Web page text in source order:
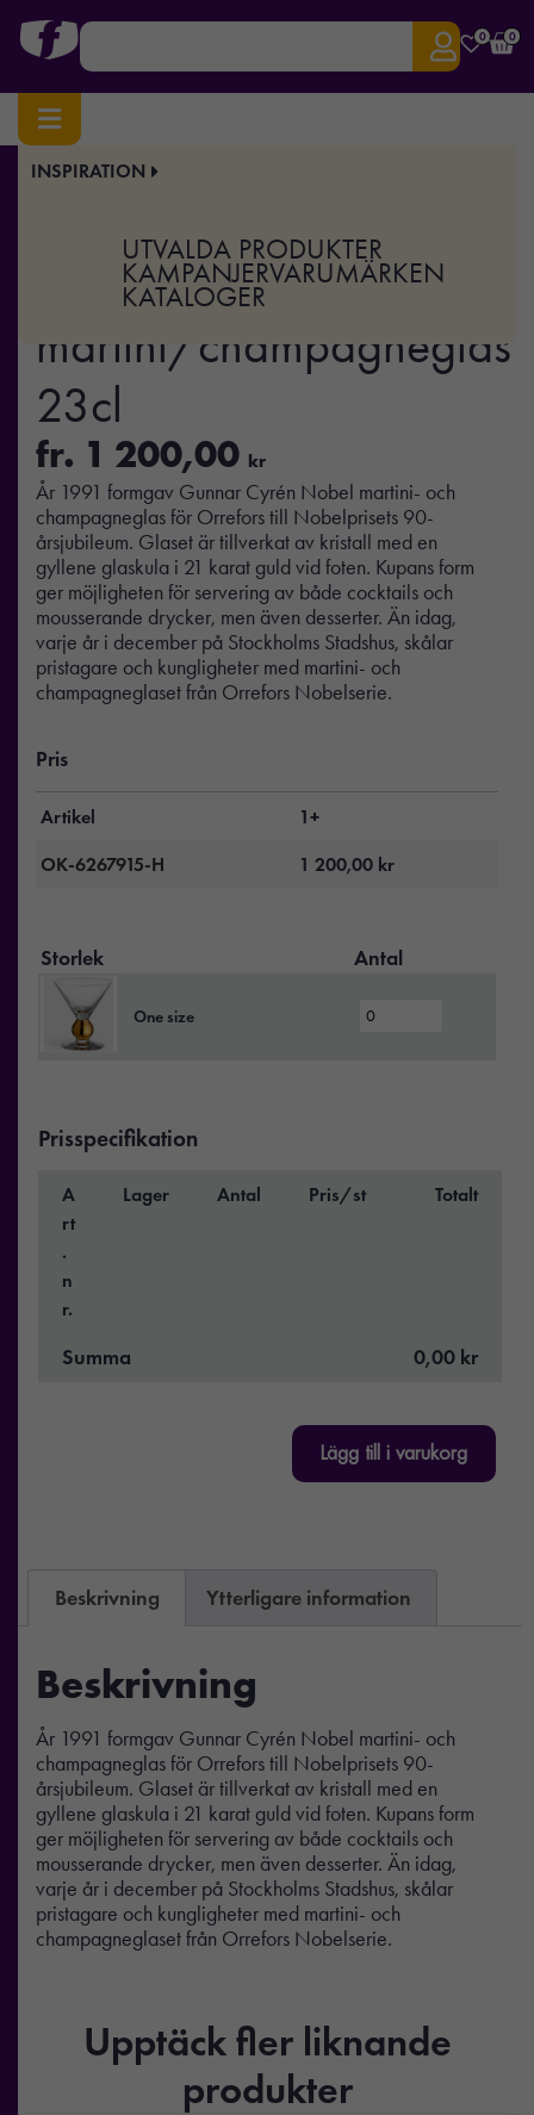
0 0
INSPIRATION
UTVALDA PRODUKTER
KAMPANJERVARUMÄRKEN
KATALOGER
Hem/Hem & Kök/ Nobel martini/champagneglas 23cl
Nobel
martini/champagneglas
23cl
fr. 1 200,00 kr
År 1991 formgav Gunnar Cyrén Nobel martini- och
champagneglas för Orrefors till Nobelprisets 90-
årsjubileum. Glaset är tillverkat av kristall med en
gyllene glaskula i 21 karat guld vid foten. Kupans form
ger möjligheten för servering av både cocktails och
mousserande drycker, men även desserter. Än idag,
varje år i december på Stockholms Stadshus, skålar
pristagare och kungligheter med martini- och
champagneglaset från Orrefors Nobelserie.
Pris
Artikel
1+
OK-6267915-H
1 200,00 kr
Storlek Antal
One size
Prisspecifikation
A
rt
.
n
r.
Lager Antal Pris/st Totalt
Summa 0,00 kr
Lägg till i varukorg
Beskrivning Ytterligare information
Beskrivning
År 1991 formgav Gunnar Cyrén Nobel martini- och
champagneglas för Orrefors till Nobelprisets 90-
årsjubileum. Glaset är tillverkat av kristall med en
gyllene glaskula i 21 karat guld vid foten. Kupans form
ger möjligheten för servering av både cocktails och
mousserande drycker, men även desserter. Än idag,
varje år i december på Stockholms Stadshus, skålar
pristagare och kungligheter med martini- och
champagneglaset från Orrefors Nobelserie.
Upptäck fler liknande
produkter